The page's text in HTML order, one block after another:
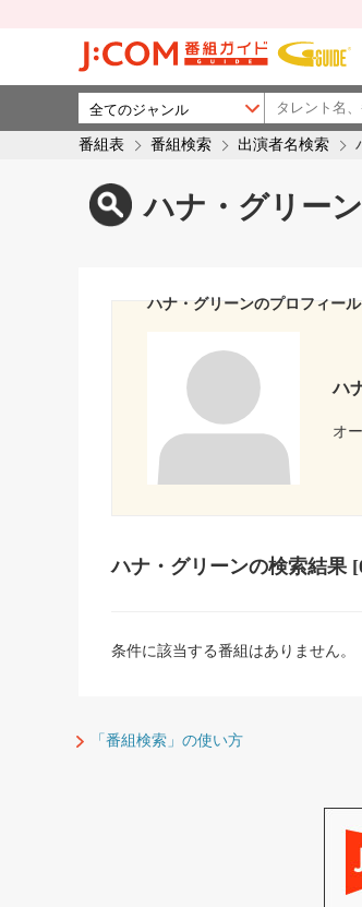
番組表 番組検索 出演者名検索
ハナ・グリー
ハナ・グリーンのプロフィール
ハ
オ
ハナ・グリーンの検索結果
条件に該当する番組はありません。
「番組検索」の使い方